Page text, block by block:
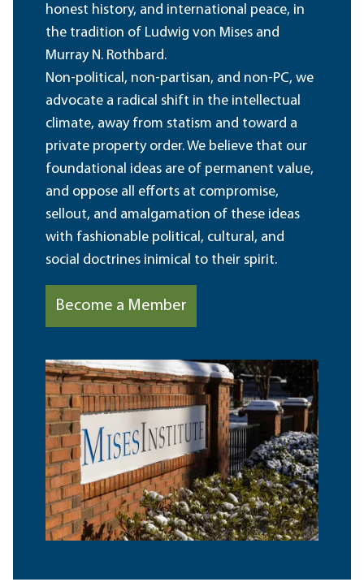
honest history, and international peace, in
the tradition of Ludwig von Mises and
Murray N. Rothbard.
Non-political, non-partisan, and non-PC, we
advocate a radical shift in the intellectual
climate, away from statism and toward a
private property order. We believe that our
foundational ideas are of permanent value,
and oppose all efforts at compromise,
sellout, and amalgamation of these ideas
with fashionable political, cultural, and
social doctrines inimical to their spirit.
Become a Member